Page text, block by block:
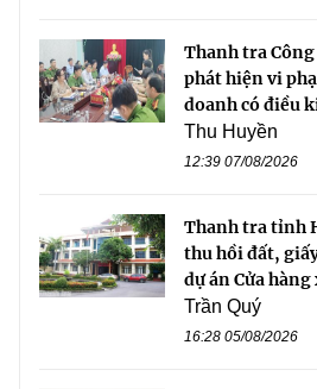
Thanh tra
phát hiện vi
doanh có điều
Thu Huyền
12:39 07/08/2026
Thanh tra tỉnh
thu hồi đất,
dự án Cửa
Trần Quý
16:28 05/08/2026